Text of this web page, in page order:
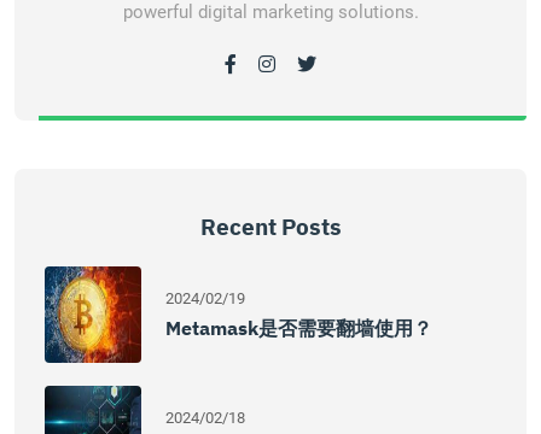
powerful digital marketing solutions.
Recent Posts
2024/02/19
Metamask是否需要翻墙使用？
2024/02/18